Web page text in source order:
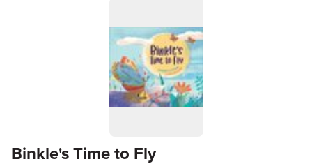
Binkle's Time to Fly